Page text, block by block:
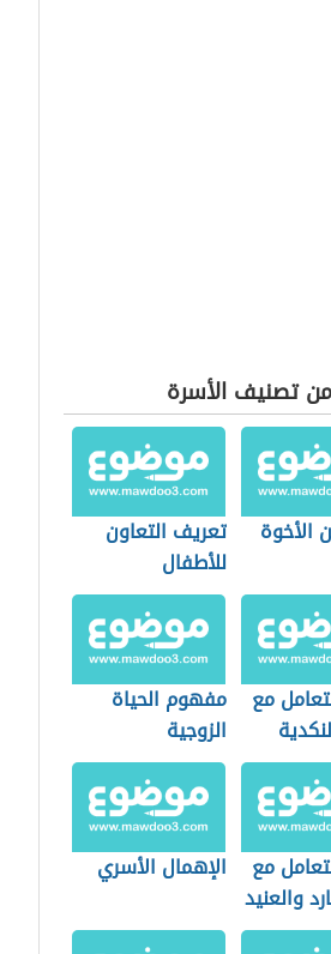
تصنيف الأسرة
الأخوة
تعريف التعاون
للأطفال
مع
مفهوم الحياة
الزوجية
مع
والعنيد
الإهمال الأسري